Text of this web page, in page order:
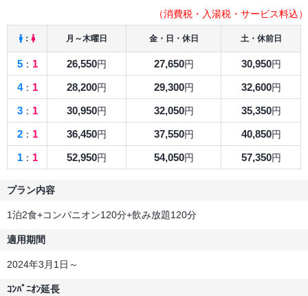
（消費税・入湯税・サービス料込）
： 月～木曜日 金・日・休日 土・休前日
5： 1 26,550円 27,650円 30,950円
4： 1 28,200円 29,300円 32,600円
3： 1 30,950円 32,050円 35,350円
2： 1 36,450円 37,550円 40,850円
1： 1 52,950円 54,050円 57,350円
プラン内容
1泊2食+コンパニオン120分+飲み放題120分
適用期間
2024年3月1日～
ｺﾝﾊﾟﾆｵﾝ延長